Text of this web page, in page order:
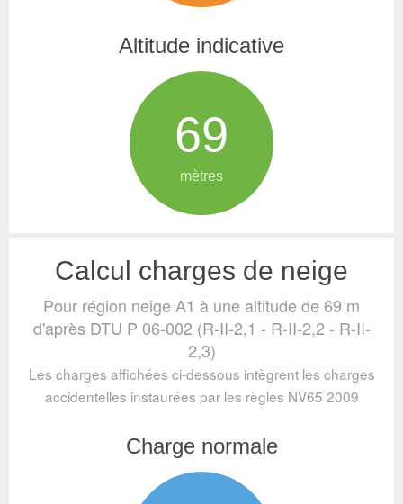
Altitude indicative
69
mètres
Calcul charges de neige
Pour région neige A1 à une altitude de 69 m
d'après DTU P 06-002 (R-II-2,1 - R-II-2,2 - R-II-
2,3)
Les charges affichées ci-dessous intègrent les charges
accidentelles instaurées par les règles NV65 2009
Charge normale